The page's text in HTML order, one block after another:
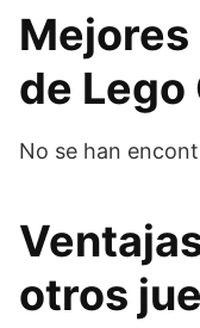
de Lego
No se han
otros